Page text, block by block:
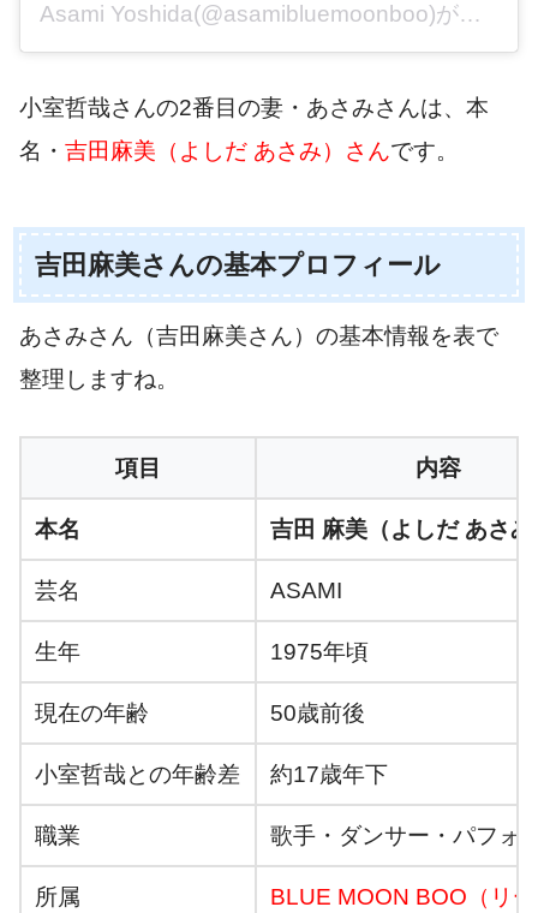
Asami Yoshida(@asamibluemoonboo)がシェアした投稿
小室哲哉さんの2番目の妻・あさみさんは、本
名・ 吉田麻美（よしだ あさみ）さんです。
吉田麻美さんの基本プロフィール
あさみさん（吉田麻美さん）の基本情報を表で
整理しますね。
項目 内容
本名 吉田 麻美（よしだ あさ
芸名 ASAMI
生年 1975年頃
現在の年齢 50歳前後
小室哲哉との年齢差 約17歳年下
職業 歌手・ダンサー・パフォ
所属 BLUE MOON BOO（リ